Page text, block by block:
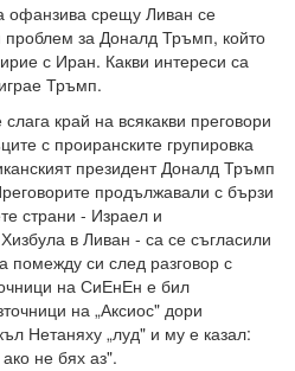
офанзива срещу Ливан се
за Доналд Тръмп, който
с Иран. Какви интереси са
Тръмп.
край на всякакви преговори
с проиранските групировка
президент Доналд Тръмп
продължавали с бързи
страни - Израел и
в Ливан - са се съгласили
помежду си след разговор с
на СиЕнЕн е бил
на „Аксиос" дори
Нетаняху „луд" и му е казал:
не бях аз".